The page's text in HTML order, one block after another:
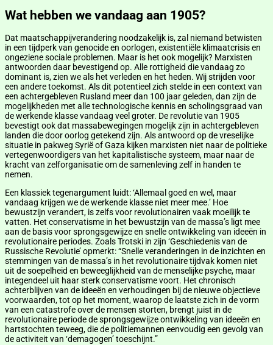
Wat hebben we vandaag aan 1905?
Dat maatschappijverandering noodzakelijk is, zal niemand betwisten
in een tijdperk van genocide en oorlogen, existentiële klimaatcrisis en
ongeziene sociale problemen. Maar is het ook mogelijk? Marxisten
antwoorden daar bevestigend op. Alle rottigheid die vandaag zo
dominant is, zien we als het verleden en het heden. Wij strijden voor
een andere toekomst. Als dit potentieel zich stelde in een context van
een achtergebleven Rusland meer dan 100 jaar geleden, dan zijn de
mogelijkheden met alle technologische kennis en scholingsgraad van
de werkende klasse vandaag veel groter. De revolutie van 1905
bevestigt ook dat massabewegingen mogelijk zijn in achtergebleven
landen die door oorlog getekend zijn. Als antwoord op de vreselijke
situatie in pakweg Syrië of Gaza kijken marxisten niet naar de politieke
vertegenwoordigers van het kapitalistische systeem, maar naar de
kracht van zelforganisatie om de samenleving zelf in handen te
nemen.
Een klassiek tegenargument luidt: ‘Allemaal goed en wel, maar
vandaag krijgen we de werkende klasse niet meer mee.’ Hoe
bewustzijn verandert, is zelfs voor revolutionairen vaak moeilijk te
vatten. Het conservatisme in het bewustzijn van de massa’s ligt mee
aan de basis voor sprongsgewijze en snelle ontwikkeling van ideeën in
revolutionaire periodes. Zoals Trotski in zijn ‘Geschiedenis van de
Russische Revolutie’ opmerkt: “Snelle veranderingen in de inzichten en
stemmingen van de massa’s in het revolutionaire tijdvak komen niet
uit de soepelheid en beweeglijkheid van de menselijke psyche, maar
integendeel uit haar sterk conservatisme voort. Het chronisch
achterblijven van de ideeën en verhoudingen bij de nieuwe objectieve
voorwaarden, tot op het moment, waarop de laatste zich in de vorm
van een catastrofe over de mensen storten, brengt juist in de
revolutionaire periode de sprongsgewijze ontwikkeling van ideeën en
hartstochten teweeg, die de politiemannen eenvoudig een gevolg van
de activiteit van ‘demagogen’ toeschijnt.”